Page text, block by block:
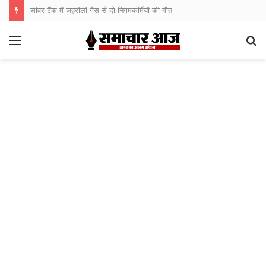
सीवर टैंक में जहरीली गैस से दो निगमकर्मियों की मौत
Menu